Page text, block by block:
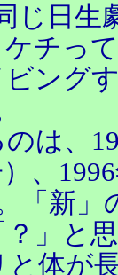
じ日
ケチっ
ビング
は、
、
「新」
」と
と体が